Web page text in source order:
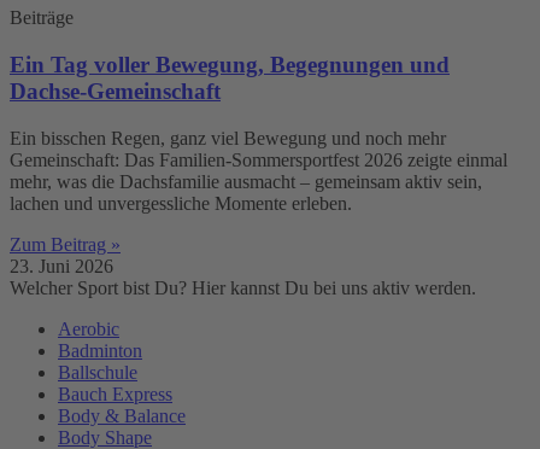
Beiträge
Ein Tag voller Bewegung, Begegnungen und
Dachse-Gemeinschaft
Ein bisschen Regen, ganz viel Bewegung und noch mehr
Gemeinschaft: Das Familien-Sommersportfest 2026 zeigte einmal
mehr, was die Dachsfamilie ausmacht – gemeinsam aktiv sein,
lachen und unvergessliche Momente erleben.
Zum Beitrag »
23. Juni 2026
Welcher Sport bist Du? Hier kannst Du bei uns aktiv werden.
Aerobic
Badminton
Ballschule
Bauch Express
Body & Balance
Body Shape